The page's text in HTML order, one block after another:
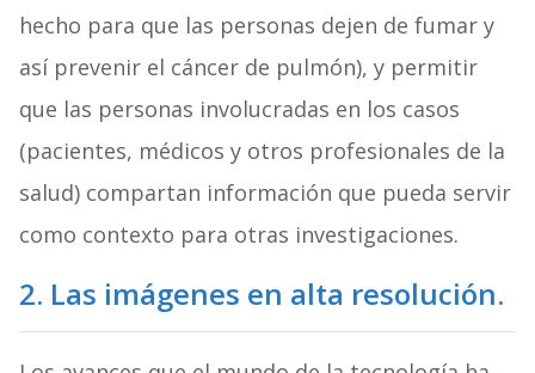
hecho para que las personas dejen de fumar y
así prevenir el cáncer de pulmón), y permitir
que las personas involucradas en los casos
(pacientes, médicos y otros profesionales de la
salud) compartan información que pueda servir
como contexto para otras investigaciones.
2. Las imágenes en alta resolución.